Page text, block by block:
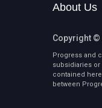
About Us
Copyright ©
Progress and
subsidiaries or
contained
between